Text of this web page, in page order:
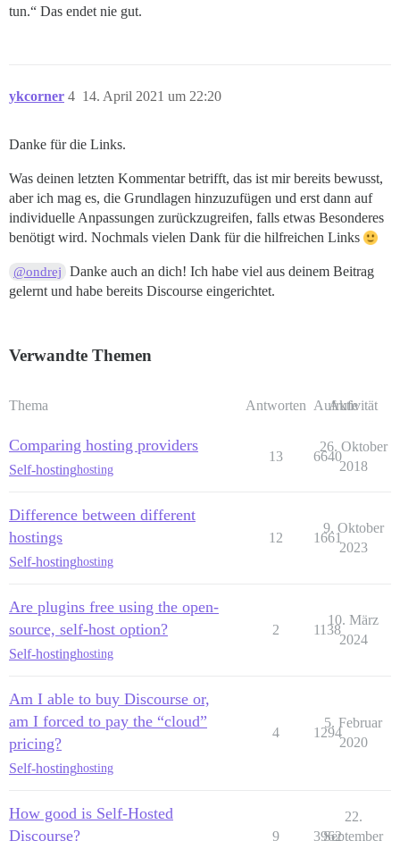
tun.“ Das endet nie gut.
ykcorner 14. April 2021 um 22:20
4
Danke für die Links.
Was deinen letzten Kommentar betrifft, das ist mir bereits bewusst,
aber ich mag es, die Grundlagen hinzuzufügen und erst dann auf
individuelle Anpassungen zurückzugreifen, falls etwas Besonderes
benötigt wird. Nochmals vielen Dank für die hilfreichen Links
@ondrej
Danke auch an dich! Ich habe viel aus deinem Beitrag
gelernt und habe bereits Discourse eingerichtet.
Verwandte Themen
Thema Antworten Aufrufe
Aktivität
Comparing hosting providers
Self-hostinghosting
13 6640
26. Oktober
2018
Difference between different
hostings
Self-hostinghosting
12 1661
9. Oktober
2023
Are plugins free using the open-
source, self-host option?
Self-hostinghosting
2 1138
10. März
2024
Am I able to buy Discourse or,
am I forced to pay the “cloud”
pricing?
Self-hostinghosting
4 1294
5. Februar
2020
How good is Self-Hosted
Discourse?
9 3962
22.
September